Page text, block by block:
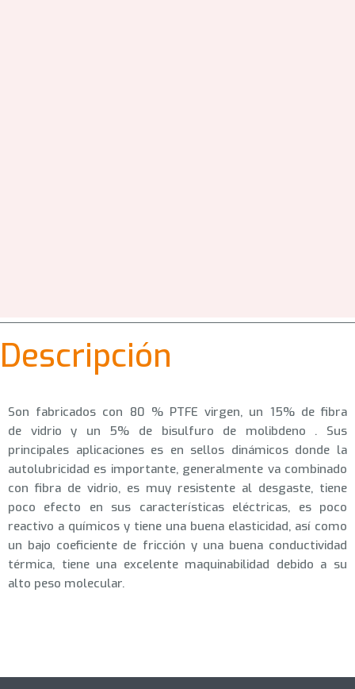
Descripción
Son fabricados con 80 % PTFE virgen, un 15% de fibra
de vidrio y un 5% de bisulfuro de molibdeno . Sus
principales aplicaciones es en sellos dinámicos donde la
autolubricidad es importante, generalmente va combinado
con fibra de vidrio, es muy resistente al desgaste, tiene
poco efecto en sus características eléctricas, es poco
reactivo a químicos y tiene una buena elasticidad, así como
un bajo coeficiente de fricción y una buena conductividad
térmica, tiene una excelente maquinabilidad debido a su
alto peso molecular.